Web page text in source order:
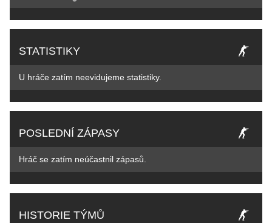
STATISTIKY
U hráče zatím neevidujeme statistiky.
POSLEDNÍ ZÁPASY
Hráč se zatím neúčastnil zápasů.
HISTORIE TÝMŮ